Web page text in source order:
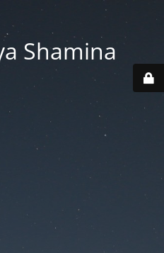
Shamina